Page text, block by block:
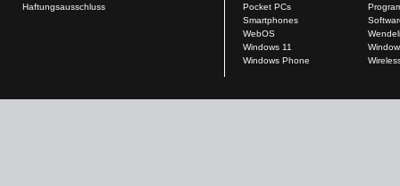
Haftungsausschluss
Pocket PCs
Smartphones
WebOS
Windows 11
Windows Phone